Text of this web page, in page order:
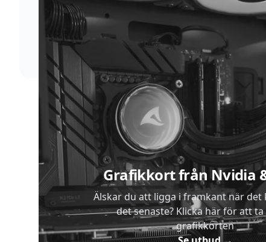
Supersnabb leverans
Vi förstår att du inte vill vänta. Därför packar och
skickar vi dina varor med blixtens hastighet
Grafikkort från Nvidia
Älskar du att ligga i framkant när det
det senaste? Klicka här för att
grafikkorten